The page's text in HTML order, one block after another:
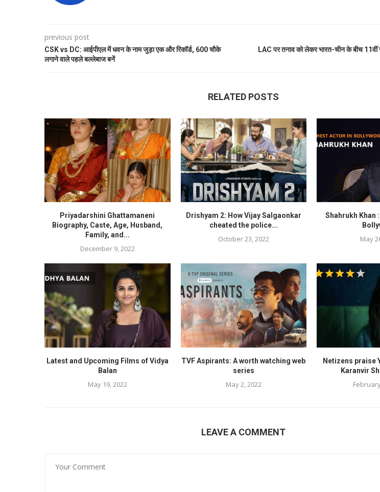
previous post
CSK vs DC: आईपीएल में धवन के नाम जुड़ा एक और रिकॉर्ड, 600 चौके
लगाने वाले पहले बल्लेबाज बनें
LAC पर तनाव को लेकर भारत-चीन के बीच 11वीं
RELATED POSTS
Priyadarshini Ghattamaneni
Biography, Caste, Age, Husband,
Family, and...
December 9, 2022
Drishyam 2: How Vijay Salgaonkar
cheated the police...
October 23, 2022
Shahrukh Khan
May
Latest and Upcoming Films of Vidya
Balan
May 19, 2022
TVF Aspirants: A worth watching web
series
May 2, 2022
Netizens praise
Karanvir
LEAVE A COMMENT